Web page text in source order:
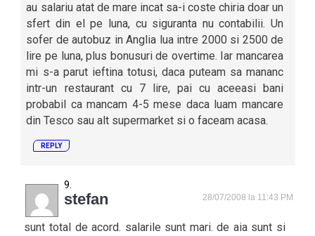
au salariu atat de mare incat sa-i coste chiria doar un
sfert din el pe luna, cu siguranta nu contabilii. Un
sofer de autobuz in Anglia lua intre 2000 si 2500 de
lire pe luna, plus bonusuri de overtime. Iar mancarea
mi s-a parut ieftina totusi, daca puteam sa mananc
intr-un restaurant cu 7 lire, pai cu aceeasi bani
probabil ca mancam 4-5 mese daca luam mancare
din Tesco sau alt supermarket si o faceam acasa.
REPLY
stefan 28/07/2008 la 11:43 PM
sunt total de acord. salarile sunt mari. de aia sunt si